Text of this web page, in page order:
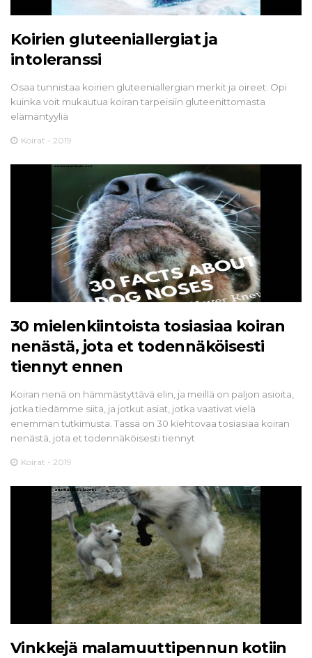
Koirien gluteeniallergiat ja
intoleranssi
Osaa tunnistaa koirien gluteeniallergian merkit ja oireet. Opi
kuinka voit mukautua koiran tarpeisiin gluteenittomasta
elämäntyyliä
Koirat - 2019
30 mielenkiintoista tosiasiaa koiran
nenästä, jota et todennäköisesti
tiennyt ennen
Koiran nenä on hämmästyttävä elin, ja meillä on paljon asioita,
jotka tiedämme siitä, ja jotkut asiat, jotka vaativat vielä
enemmän tutkimusta. Tässä on 30 kiehtovaa tosiasiaa koiran
nenästä, jota et todennäköisesti tiennyt
Koirat - 2019
Vinkkejä malamuuttipennun kotiin